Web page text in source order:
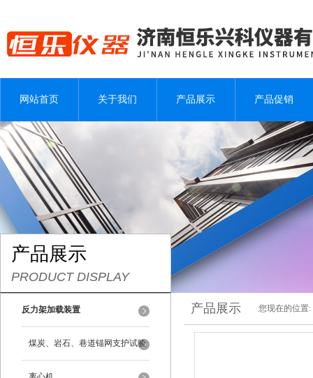
网站首页 关于我们 产品展示 产品促销
产品展示
PRODUCT DISPLAY
反力架加载装置
煤炭、岩石、巷道锚网支护试验
产品展示 您现在的位置: